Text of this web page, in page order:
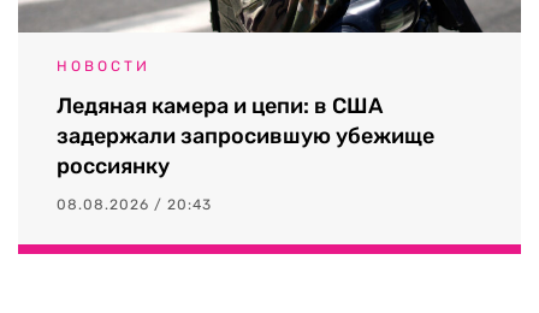
НОВОСТИ
Ледяная камера и цепи: в США
задержали запросившую убежище
россиянку
08.08.2026 / 20:43